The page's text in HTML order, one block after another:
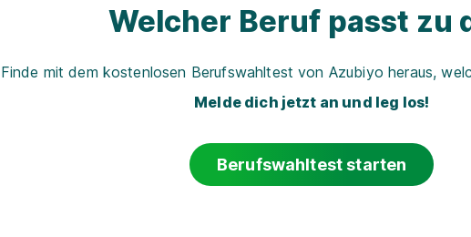
Welcher Beruf passt zu
Finde mit dem kostenlosen Berufswahltest von Azubiyo heraus,
Melde dich jetzt an und leg los!
Berufswahltest starten